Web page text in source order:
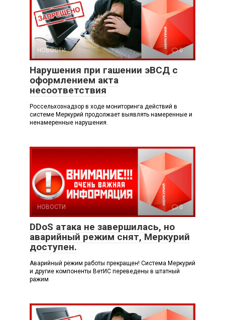
НОВОСТИ 0
Нарушения при гашении эВСД с
оформлением акта
несоответствия
Россельхознадзор в ходе мониторинга действий в
системе Меркурий продолжает выявлять намеренные и
ненамеренные нарушения.
НОВОСТИ 0
DDoS атака не завершилась, но
аварийный режим снят, Меркурий
доступен.
Аварийный режим работы прекращен! Система Меркурий
и другие компоненты ВетИС переведены в штатный
ражим